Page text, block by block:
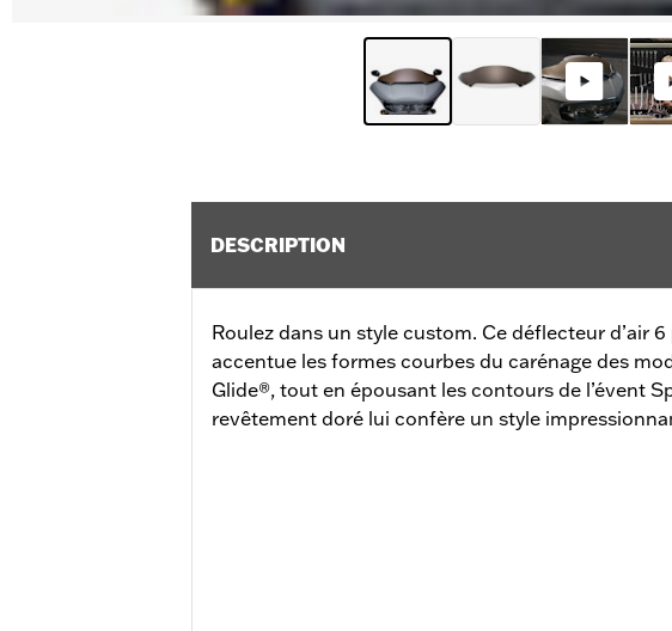
DESCRIPTION
Roulez dans un style custom. Ce déflecteur d’air
accentue les formes courbes du carénage des
Glide®, tout en épousant les contours de l’évent
revêtement doré lui confère un style